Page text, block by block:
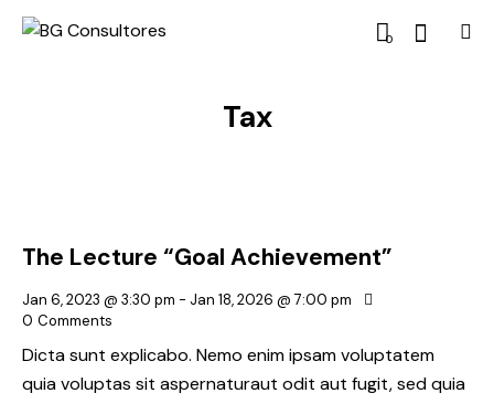
0
Tax
The Lecture “Goal Achievement”
Jan 6, 2023 @ 3:30 pm - Jan 18, 2026 @ 7:00 pm
0 Comments
Dicta sunt explicabo. Nemo enim ipsam voluptatem
quia voluptas sit aspernaturaut odit aut fugit, sed quia